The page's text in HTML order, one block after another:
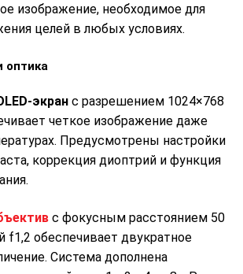
изображение, необходимое для
целей в любых условиях.
оптика
экран с разрешением 1024×768
четкое изображение даже
Предусмотрены настройки
коррекция диоптрий и функция
с фокусным расстоянием 50
f1,2 обеспечивает двукратное
Система дополнена